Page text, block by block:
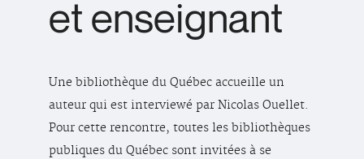
et enseignant
Une bibliothèque du Québec accueille un
auteur qui est interviewé par Nicolas Ouellet.
Pour cette rencontre, toutes les bibliothèques
publiques du Québec sont invitées à se